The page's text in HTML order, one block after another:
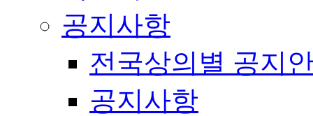
공지사항
전국상의별 공지
공지사항